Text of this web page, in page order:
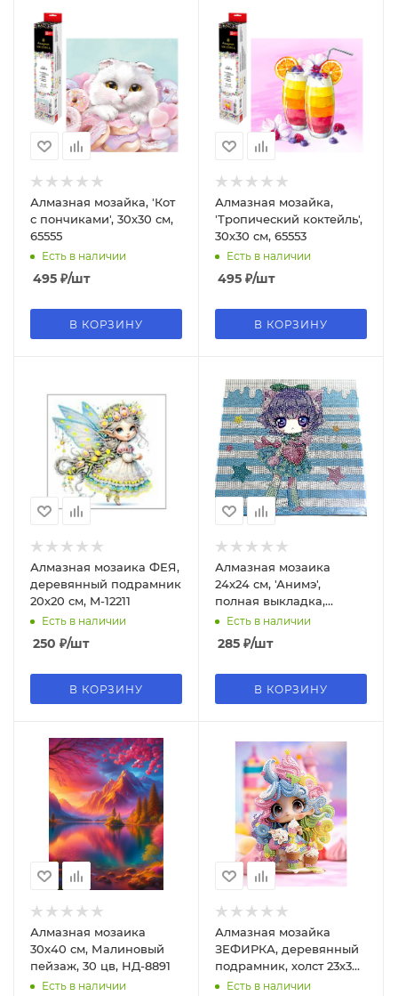
Алмазная мозайка, 'Кот
с пончиками', 30х30 см,
65555
Есть в наличии
495 ₽/шт
В КОРЗИНУ
Алмазная мозайка,
'Тропический коктейль',
30х30 см, 65553
Есть в наличии
495 ₽/шт
В КОРЗИНУ
Алмазная мозаика ФЕЯ,
деревянный подрамник
20х20 см, M-12211
Есть в наличии
250 ₽/шт
В КОРЗИНУ
Алмазная мозаика
24х24 см, 'Анимэ',
полная выкладка,
дизайн ассорти,
1060;1069
Есть в наличии
285 ₽/шт
В КОРЗИНУ
Алмазная мозаика
30х40 см, Малиновый
пейзаж, 30 цв, НД-8891
Есть в наличии
Алмазная мозайка
ЗЕФИРКА, деревянный
подрамник, холст 23х30
М-12125
Есть в наличии